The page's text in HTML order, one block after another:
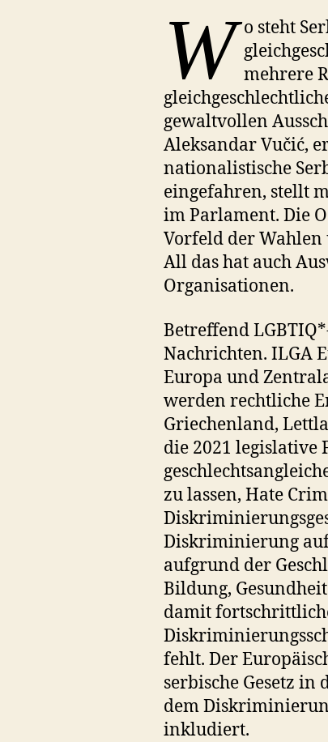
W o steht
mehrere
gewaltvollen
Aleksandar Vučić,
nationalistische
eingefahren, stellt
im Parlament. Die
Vorfeld der
All das hat auch
Organisationen.
Betreffend
Nachrichten. ILGA
Europa und
werden rechtliche
Griechenland,
die 2021 legislative
zu lassen, Hate
Diskriminierung
aufgrund der
Bildung,
damit
fehlt. Der
serbische Gesetz
dem
inkludiert.